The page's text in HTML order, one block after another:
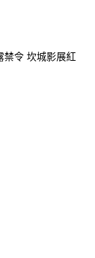
禁令 坎城影展紅